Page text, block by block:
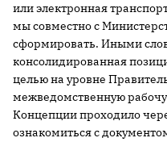
или электронная
мы совместно с
сформировать. Иными
консолидированная
целью на уровне
межведомственную
Концепции проходило
ознакомиться с